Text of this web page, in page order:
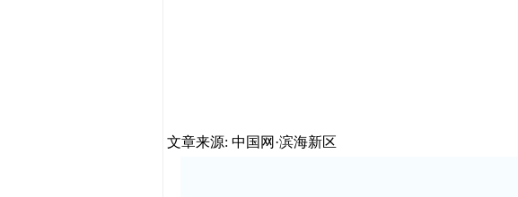
文章来源: 中国网·滨海新区